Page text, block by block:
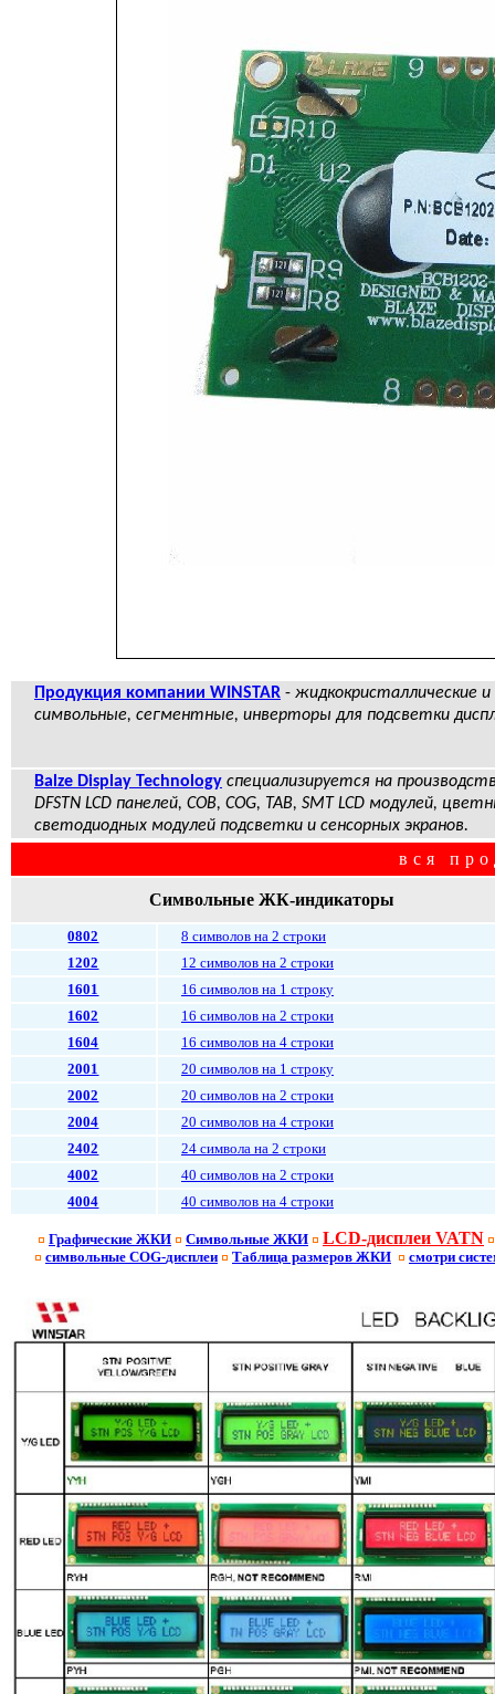
Продукция компании WINSTAR - жидкокристаллические
символьные, сегментные, инверторы для подсветки
Balze Display Technology специализируется на
DFSTN LCD панелей, COB, COG, TAB, SMT LCD модулей,
светодиодных модулей подсветки и сенсорных экранов.
вся
Символьные ЖК-индикаторы
0802
8 символов на 2 строки
1202
12 символов на 2 строки
1601
16 символов на 1 строку
1602
16 символов на 2 строки
1604
16 символов на 4 строки
2001
20 символов на 1 строку
2002
20 символов на 2 строки
2004
20 символов на 4 строки
2402
24 символа на 2 строки
4002
40 символов на 2 строки
4004
40 символов на 4 строки
Графические ЖКИ Символьные ЖКИ LCD-дисплеи VATN
символьные COG-дисплеи Таблица размеров ЖКИ смотри